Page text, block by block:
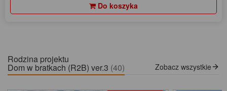
Do koszyka
Rodzina projektu
Dom w bratkach (R2B) ver.3 (40) Zobacz wszystkie